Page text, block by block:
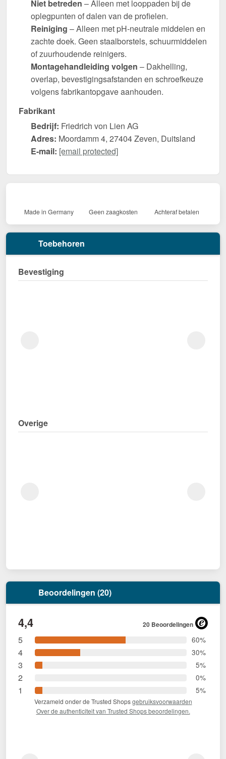
Niet betreden – Alleen met looppaden bij de
oplegpunten of dalen van de profielen.
Reiniging – Alleen met pH-neutrale middelen en
zachte doek. Geen staalborstels, schuurmiddelen
of zuurhoudende reinigers.
Montagehandleiding volgen – Dakhelling,
overlap, bevestigingsafstanden en schroefkeuze
volgens fabrikantopgave aanhouden.
Fabrikant
Bedrijf: Friedrich von Lien AG
Adres: Moordamm 4, 27404 Zeven, Duitsland
E-mail: [email protected]
Made in Germany Geen zaagkosten Achteraf betalen
Toebehoren
Bevestiging
Overige
Beoordelingen (20)
4,4 20 Beoordelingen
5 60%
4 30%
3 5%
2 0%
1 5%
Verzameld onder de Trusted Shopsgebruiksvoorwaarden
Over de authenticiteit van Trusted Shops beoordelingen.